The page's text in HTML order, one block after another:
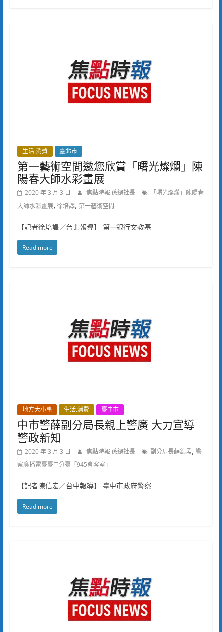
生活.消費 臺北市
第一藝術空間邀您欣賞「曙光燦爛」陳
陽春大師水彩畫展
2020 年 3 月 3 日 焦點時報 孫總社長
「曙光燦爛」陳陽春
大師水彩畫展, 徐培譯, 第一藝術空間
【記者徐培譯／台北報導】 第一銀行文教基
Read more
地方大小事 生活.消費 臺中市
中市警薛副分局長親上警廣 大力宣導
警政新知
2020 年 3 月 3 日 焦點時報 孫總社長 副分局長薛錦孟, 警
察廣播電臺臺中分臺「945會客室」
【記者陳信宏／台中報導】 臺中市政府警察
Read more